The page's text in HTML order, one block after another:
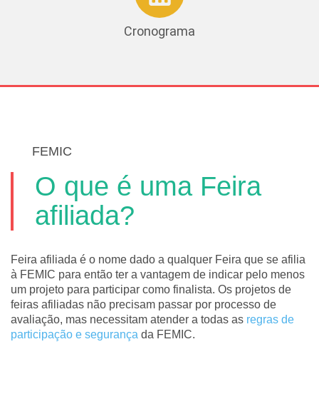
Cronograma
FEMIC
O que é uma Feira
afiliada?
Feira afiliada é o nome dado a qualquer Feira que se afilia
à FEMIC para então ter a vantagem de indicar pelo menos
um projeto para participar como finalista. Os projetos de
feiras afiliadas não precisam passar por processo de
avaliação, mas necessitam atender a todas as regras de
participação e segurança da FEMIC.